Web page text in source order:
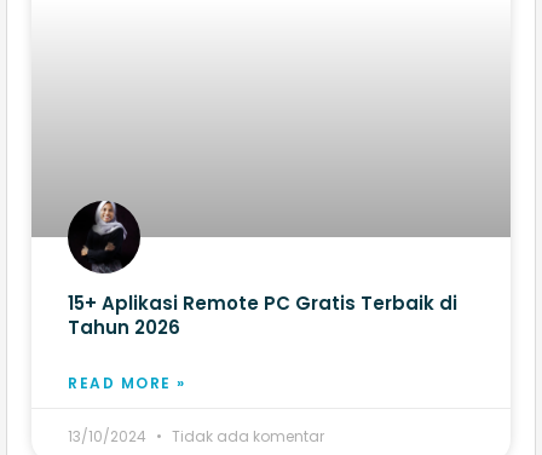
15+ Aplikasi Remote PC Gratis Terbaik di
Tahun 2026
READ MORE »
13/10/2024 Tidak ada komentar